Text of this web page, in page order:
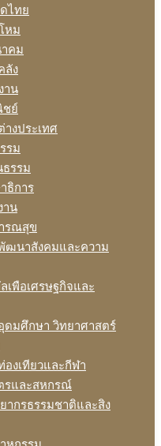
ไทย
หม
คม
ลัง
าน
ชย์
างประเทศ
รม
รรม
ธิการ
าน
รณสุข
ฒนาสังคมและความ
เพือเศรษฐกิจและ
ดมศึกษา วิทยาศาสตร์
องเทียวและกีฬา
รและสหกรณ์
ากรธรรมชาติและสิง